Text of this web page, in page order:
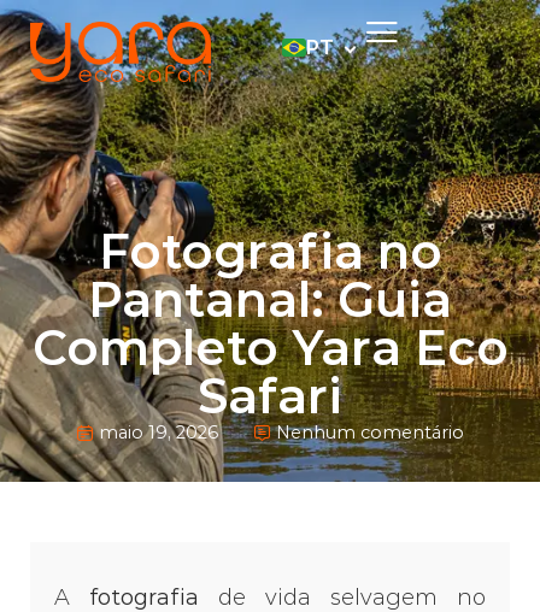
PT
EN
ES
DE
Fotografia no
Pantanal: Guia
Completo Yara Eco
Safari
maio 19, 2026 Nenhum comentário
A fotografia de vida selvagem no